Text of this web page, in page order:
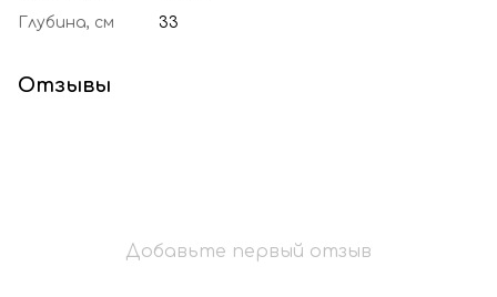
Глубина, см
33
Отзывы
Добавьте первый отзыв